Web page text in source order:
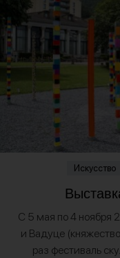
Искусство
С 5 мая по 4 ноября
и Вадуце
раз фестиваль